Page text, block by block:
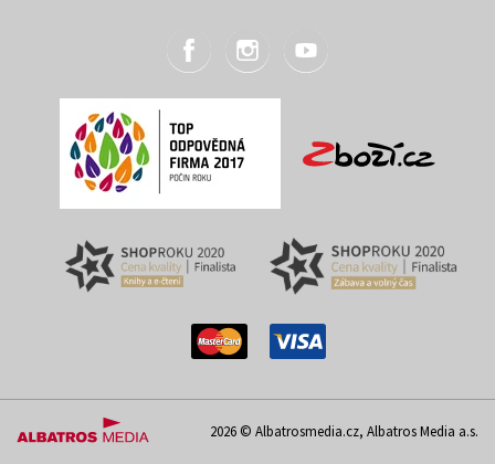
2026 © Albatrosmedia.cz, Albatros Media a.s.